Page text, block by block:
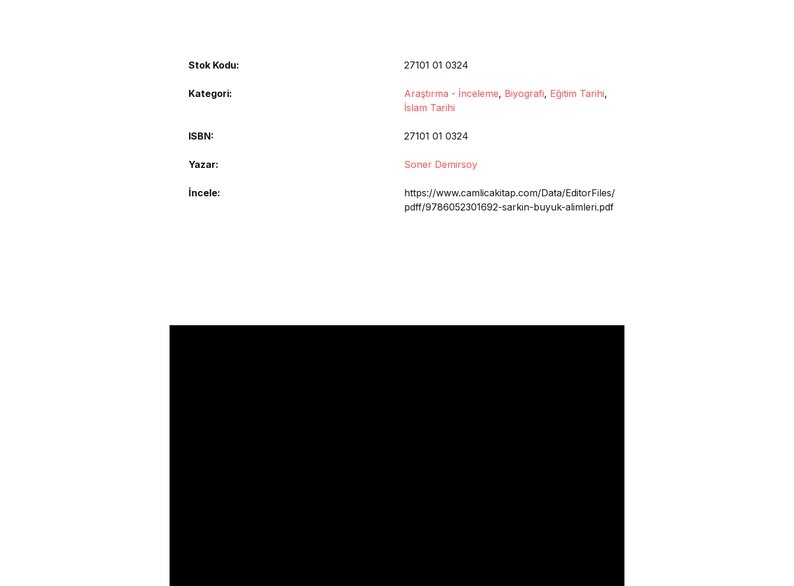
Stok Kodu: 27101 01 0324
Kategori: Araştırma - İnceleme, Biyografi, Eğitim Tarihi,
İslam Tarihi
ISBN 27101 01 0324
Yazar Soner Demirsoy
İncele
https://www.camlicakitap.com/Data/EditorFiles/
pdff/9786052301692-sarkin-buyuk-alimleri.pdf